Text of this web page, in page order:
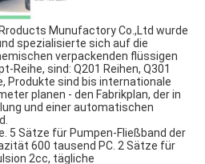
Munufactory Co.,Ltd wurde
spezialisierte sich auf die
verpackenden flüssigen
Reihe, sind: Q201 Reihen, Q301
Produkte sind bis internationale
planen - den Fabrikplan, der in
und einer automatischen
5 Sätze für Pumpen-Fließband der
600 tausend PC. 2 Sätze für
2cc, tägliche